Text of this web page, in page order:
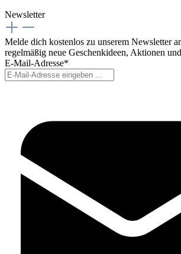
Newsletter
Melde dich kostenlos zu unserem Newsletter
regelmäßig neue Geschenkideen, Aktionen
E-Mail-Adresse*